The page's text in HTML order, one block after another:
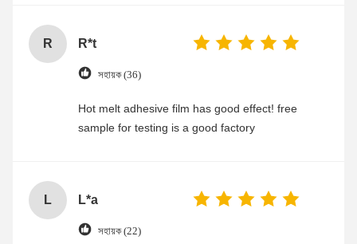
R R*t
সহায়ক (36)
Hot melt adhesive film has good effect! free
sample for testing is a good factory
L L*a
সহায়ক (22)